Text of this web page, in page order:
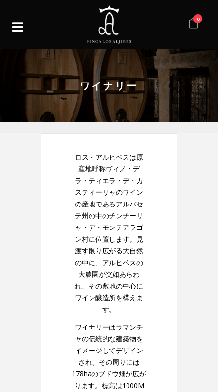
0
ワイナリー
ロス・アルヒベスは原
産地呼称ヴィノ・デ
ラ・ティエラ・デ・カ
スティーリャのワイン
の産地であるアルバセ
テ州の中のチンチーリ
ャ・デ・モンテアラゴ
ン村に位置します。見
渡す限り広がる大自然
の中に、アルヒベスの
大農園が突如あらわ
れ、その敷地の中心に
ワイン醸造所を構えま
す。
ワイナリーはラマンチ
ャの伝統的な建築物を
イメージしてデザイン
され、その周りには
178haのブドウ畑が広が
ります。標高は1000M